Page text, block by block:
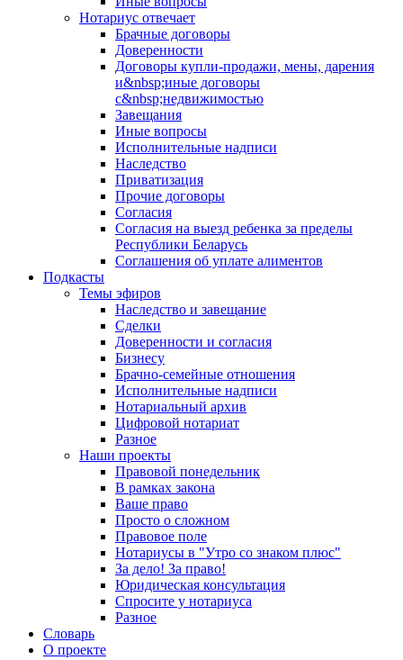
Нотариус отвечает
Брачные договоры
Доверенности
Договоры купли-продажи, мены, дарения
и&nbsp;иные договоры
с&nbsp;недвижимостью
Завещания
Иные вопросы
Исполнительные надписи
Наследство
Приватизация
Прочие договоры
Согласия
Согласия на выезд ребенка за пределы
Республики Беларусь
Соглашения об уплате алиментов
Подкасты
Темы эфиров
Наследство и завещание
Сделки
Доверенности и согласия
Бизнесу
Брачно-семейные отношения
Исполнительные надписи
Нотариальный архив
Цифровой нотариат
Разное
Наши проекты
Правовой понедельник
В рамках закона
Ваше право
Просто о сложном
Правовое поле
Нотариусы в "Утро со знаком плюс"
За дело! За право!
Юридическая консультация
Спросите у нотариуса
Разное
Словарь
О проекте